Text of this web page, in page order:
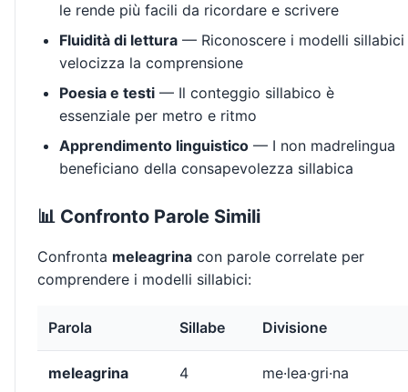
le rende più facili da ricordare e scrivere
Fluidità di lettura — Riconoscere i modelli sillabici
velocizza la comprensione
Poesia e testi — Il conteggio sillabico è
essenziale per metro e ritmo
Apprendimento linguistico — I non madrelingua
beneficiano della consapevolezza sillabica
📊 Confronto Parole Simili
Confronta meleagrina con parole correlate per
comprendere i modelli sillabici:
Parola Sillabe Divisione
meleagrina 4 me·lea·gri·na